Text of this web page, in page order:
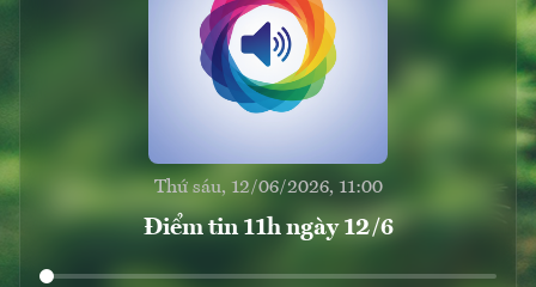
Thứ sáu, 12/06/2026, 11:00
Điểm tin 11h ngày 12/6